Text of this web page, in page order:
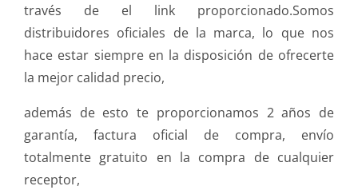
través de el link proporcionado.Somos
distribuidores oficiales de la marca, lo que nos
hace estar siempre en la disposición de ofrecerte
la mejor calidad precio,
además de esto te proporcionamos 2 años de
garantía, factura oficial de compra, envío
totalmente gratuito en la compra de cualquier
receptor,